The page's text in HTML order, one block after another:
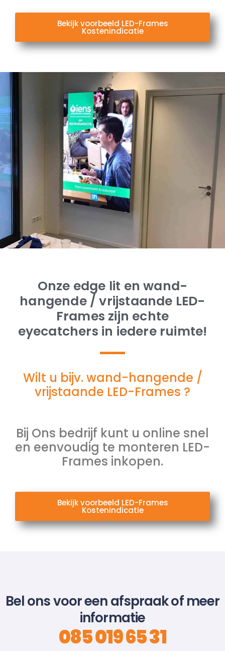
Bekijk voorbeeld LED-Frames
Kostenindicatie
Onze edge lit en wand-
hangende / vrijstaande LED-
Frames zijn echte
eyecatchers in iedere ruimte!
Wilt u bijv. wand-hangende /
vrijstaande LED-Frames ?
Bij Ons bedrijf kunt u online snel
en eenvoudig te monteren LED-
Frames inkopen.
Bekijk voorbeeld LED-Frames
Kostenindicatie
Bel ons voor een afspraak of meer
informatie
085 019 65 31